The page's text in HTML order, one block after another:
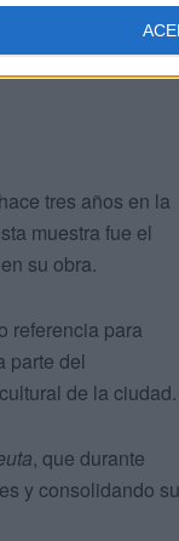
tres años en la
muestra fue el
su obra.
referencia para
parte del
de la ciudad.
, que durante
y consolidando su